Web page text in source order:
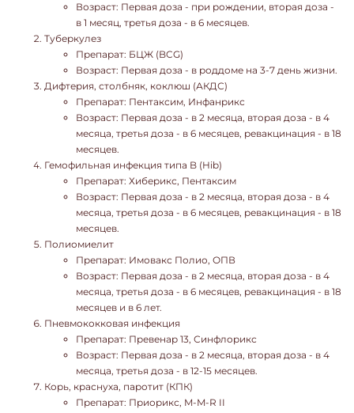
Возраст: Первая доза - при рождении, вторая доза -
в 1 месяц, третья доза - в 6 месяцев.
Туберкулез
Препарат: БЦЖ (BCG)
Возраст: Первая доза - в роддоме на 3-7 день жизни.
Дифтерия, столбняк, коклюш (АКДС)
Препарат: Пентаксим, Инфанрикс
Возраст: Первая доза - в 2 месяца, вторая доза - в 4
месяца, третья доза - в 6 месяцев, ревакцинация - в 18
месяцев.
Гемофильная инфекция типа B (Hib)
Препарат: Хиберикс, Пентаксим
Возраст: Первая доза - в 2 месяца, вторая доза - в 4
месяца, третья доза - в 6 месяцев, ревакцинация - в 18
месяцев.
Полиомиелит
Препарат: Имовакс Полио, ОПВ
Возраст: Первая доза - в 2 месяца, вторая доза - в 4
месяца, третья доза - в 6 месяцев, ревакцинация - в 18
месяцев и в 6 лет.
Пневмококковая инфекция
Препарат: Превенар 13, Синфлорикс
Возраст: Первая доза - в 2 месяца, вторая доза - в 4
месяца, третья доза - в 12-15 месяцев.
Корь, краснуха, паротит (КПК)
Препарат: Приорикс, M-M-R II